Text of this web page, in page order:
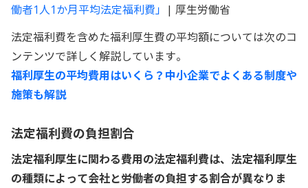
働者1人1か月平均法定福利費」
| 厚生労働省
法定福利費を含めた福利厚生費の平均額については次のコ
ンテンツで詳しく解説しています。
福利厚生の平均費用はいくら？中小企業でよくある制度や
施策も解説
法定福利費の負担割合
法定福利厚生に関わる費用の法定福利費は、法定福利厚生
の種類によって会社と労働者の負担する割合が異なりま